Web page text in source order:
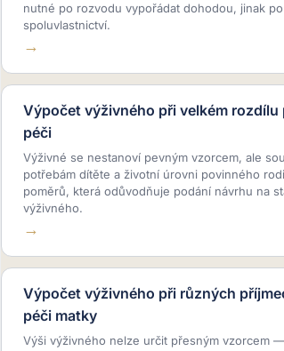
nutné po rozvodu vypořádat dohodou, jinak
spoluvlastnictví.
Výpočet výživného při velkém
péči
Výživné se nestanoví pevným vzorcem, ale
potřebám dítěte a životní úrovni povinného
poměrů, která odůvodňuje podání návrhu na
výživného.
Výpočet výživného při různých
péči matky
Výši výživného nelze určit přesným vzorcem